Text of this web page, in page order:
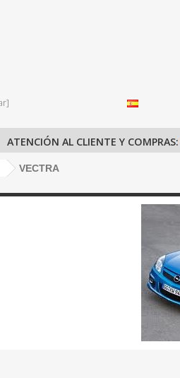
ATENCIÓN AL CLIENTE Y COMPRAS:
VECTRA